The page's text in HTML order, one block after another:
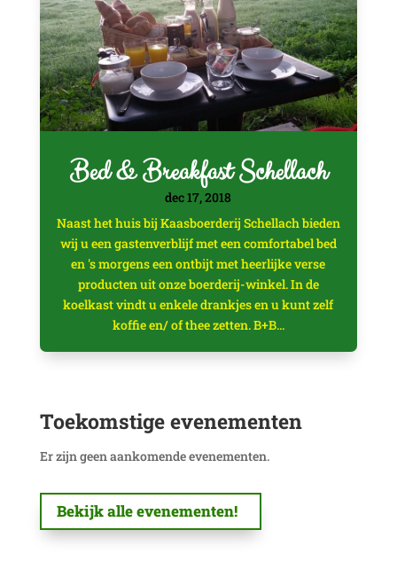
Bed & Breakfast Schellach
dec 17, 2018
Naast het huis bij Kaasboerderij Schellach bieden
wij u een gastenverblijf met een comfortabel bed
en 's morgens een ontbijt met heerlijke verse
producten uit onze boerderij-winkel. In de
koelkast vindt u enkele drankjes en u kunt zelf
koffie en/ of thee zetten. B+B...
Toekomstige evenementen
Er zijn geen aankomende evenementen.
Bekijk alle evenementen!